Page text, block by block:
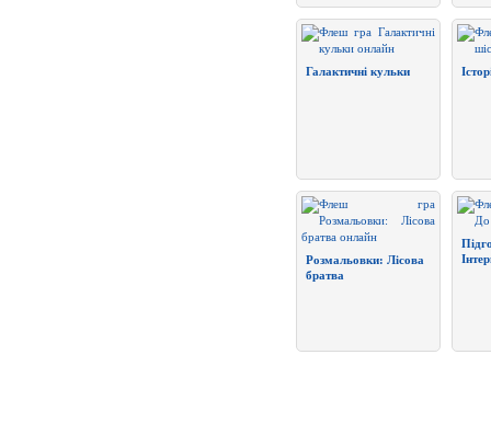
Галактичні кульки
Розмальовки: Лісова
братва